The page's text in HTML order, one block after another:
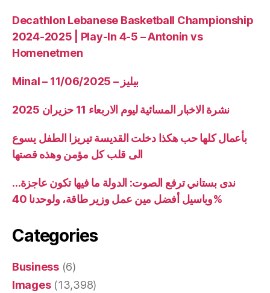
Decathlon Lebanese Basketball Championship
2024-2025 | Play-In 4-5 – Antonin vs
Homenetmen
Minal – 11/06/2025 – بيليز
نشرة الاخبار المسائية ليوم الاربعاء 11 حزيران 2025
بأعمال كلها حب هكذا دخلت القديسة تيريزا الطفل يسوع
الى قلب كل مؤمن وهذه قصتها
ندى بستاني ترفع الصوت: الدولة ما فيها تكون عاجزة…
وباسيل أفضل مين عمل وزير طاقة، ولوحدنا 40%
Categories
Business(6)
Images(13,398)